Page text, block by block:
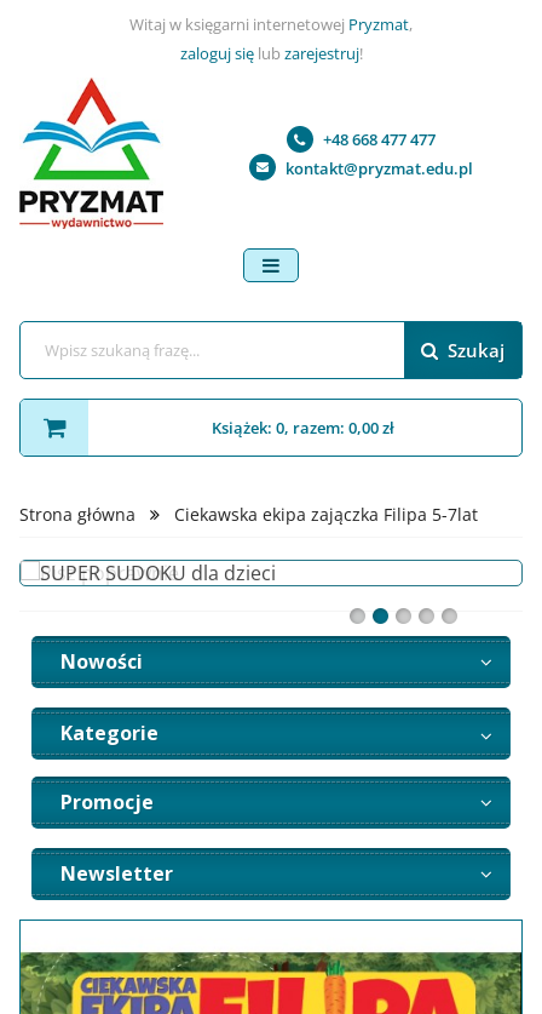
Witaj w księgarni internetowej Pryzmat,
zaloguj sięlub zarejestruj!
+48 668 477 477
kontakt@pryzmat.edu.pl
menu
Szukaj
Książek: 0, razem: 0,00 zł
Strona główna Ciekawska ekipa zajączka Filipa 5-7lat
Nowości
Kategorie
Promocje
Newsletter